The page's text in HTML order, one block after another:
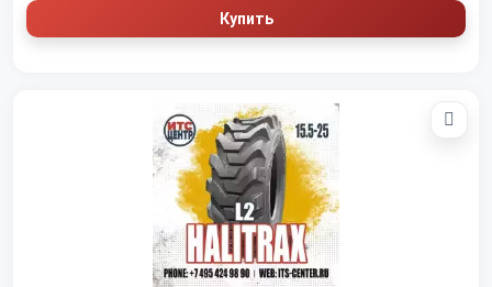
Купить